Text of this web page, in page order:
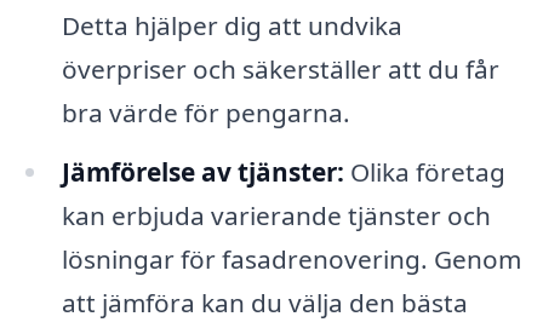
Detta hjälper dig att undvika
överpriser och säkerställer att du får
bra värde för pengarna.
Jämförelse av tjänster: Olika företag
kan erbjuda varierande tjänster och
lösningar för fasadrenovering. Genom
att jämföra kan du välja den bästa